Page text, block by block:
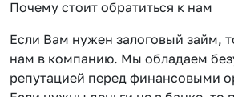
Почему стоит обратиться к нам
Если Вам нужен залоговый займ,
нам в компанию. Мы обладаем
репутацией перед финансовыми